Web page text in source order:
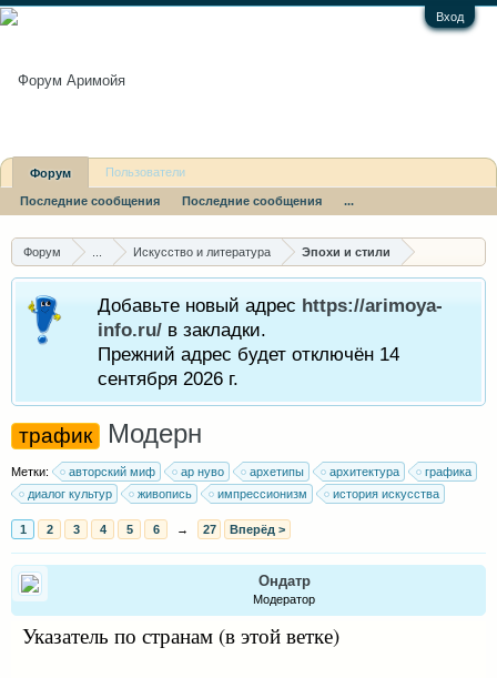
Вход
Форум Искусство и литература Эпохи и стили
Добавьте новый адрес https://arimoya-
info.ru/ в закладки.
Прежний адрес будет отключён 14
сентября 2026 г.
трафик Модерн
Метки: авторский миф ар нуво архетипы архитектура
графика
диалог культур
живопись импрессионизм история искусства
1 2 3 4 5 6 → 27 Вперёд >
Ондатр
Модератор
Указатель по странам (в этой ветке)
Форум
Последние сообщения Последние сообщения ...
Пользователи